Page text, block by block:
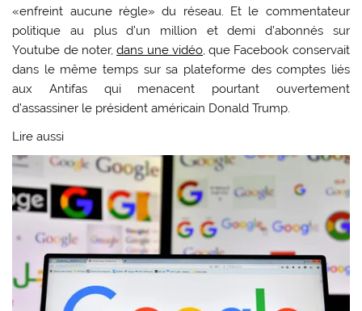
«enfreint aucune règle» du réseau. Et le commentateur
politique au plus d’un million et demi d’abonnés sur
Youtube de noter,dans une vidéo,que Facebook conservait
dans le même temps sur sa plateforme des comptes liés
aux Antifas qui menacent pourtant ouvertement
d’assassiner le président américain Donald Trump.
Lire aussi